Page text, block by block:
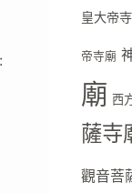
皇大帝
帝寺廟
廟 西
薩寺
觀音菩